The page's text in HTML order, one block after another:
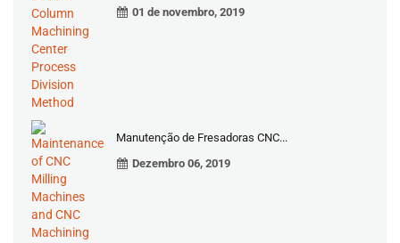
01 de novembro, 2019
Manutenção de Fresadoras CNC...
Dezembro 06, 2019